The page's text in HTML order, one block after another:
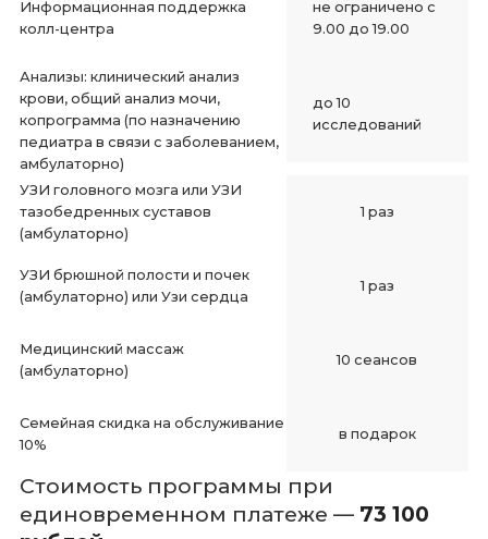
Информационная поддержка
колл-центра
не ограничено с
9.00 до 19.00
Анализы: клинический анализ
крови, общий анализ мочи,
копрограмма (по назначению
педиатра в связи с заболеванием,
амбулаторно)
до 10
исследований
УЗИ головного мозга или УЗИ
тазобедренных суставов
(амбулаторно)
1 раз
УЗИ брюшной полости и почек
(амбулаторно) или Узи сердца
1 раз
Медицинский массаж
(амбулаторно)
10 сеансов
Семейная скидка на обслуживание
10%
в подарок
Стоимость программы при
единовременном платеже — 73 100